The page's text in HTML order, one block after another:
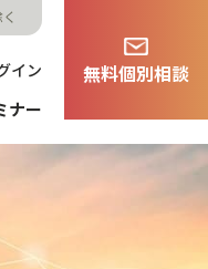
イン
・医療保険
投資信託
契約者さま
よくある質問
ナー
無料個別相談